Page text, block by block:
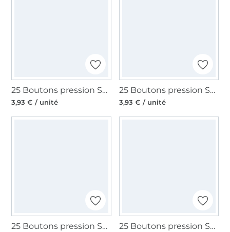
25 Boutons pression Snap Ø12,4mm KAMsnaps Veno, noir
3,93 € / unité
25 Boutons pression Snap Ø12,4mm KAMsnaps Veno, bleu marine
3,93 € / unité
25 Boutons pression Snap Ø12,4mm KAMsnaps Veno, vert foncé 25 Boutons pression Snap Ø12,4mm KAMsnaps Veno, rose